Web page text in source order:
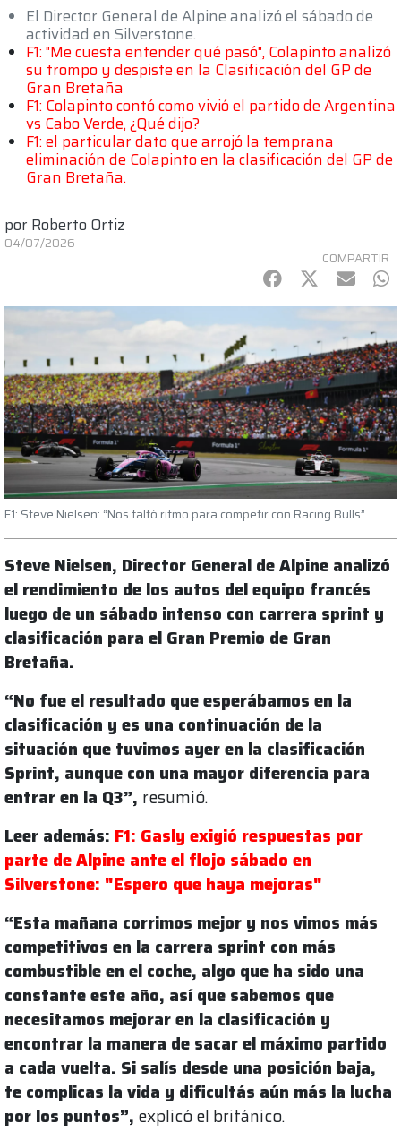
El Director General de Alpine analizó el sábado de
actividad en Silverstone.
F1: "Me cuesta entender qué pasó", Colapinto analizó
su trompo y despiste en la Clasificación del GP de
Gran Bretaña
F1: Colapinto contó como vivió el partido de Argentina
vs Cabo Verde, ¿Qué dijo?
F1: el particular dato que arrojó la temprana
eliminación de Colapinto en la clasificación del GP de
Gran Bretaña.
por Roberto Ortiz
04/07/2026
COMPARTIR
Facebook
Twitter
mail
F1: Steve Nielsen: “Nos faltó ritmo para competir con Racing Bulls”
Steve Nielsen, Director General de Alpine analizó
el rendimiento de los autos del equipo francés
luego de un sábado intenso con carrera sprint y
clasificación para el Gran Premio de Gran
Bretaña.
“No fue el resultado que esperábamos en la
clasificación y es una continuación de la
situación que tuvimos ayer en la clasificación
Sprint, aunque con una mayor diferencia para
entrar en la Q3”, resumió.
Leer además: F1: Gasly exigió respuestas por
parte de Alpine ante el flojo sábado en
Silverstone: "Espero que haya mejoras"
“Esta mañana corrimos mejor y nos vimos más
competitivos en la carrera sprint con más
combustible en el coche, algo que ha sido una
constante este año, así que sabemos que
necesitamos mejorar en la clasificación y
encontrar la manera de sacar el máximo partido
a cada vuelta. Si salís desde una posición baja,
te complicas la vida y dificultás aún más la lucha
por los puntos”, explicó el británico.